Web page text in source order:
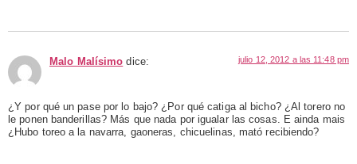
Malo Malísimo dice: julio 12, 2012 a las 11:48 pm
¿Y por qué un pase por lo bajo? ¿Por qué catiga al bicho? ¿Al torero no
le ponen banderillas? Más que nada por igualar las cosas. E ainda mais
¿Hubo toreo a la navarra, gaoneras, chicuelinas, mató recibiendo?